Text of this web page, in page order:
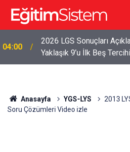
04:00
2026 LGS Sonuçları
Yaklaşık 9’u İlk Beş
Anasayfa YGS-LYS
2013
Soru Çözümleri Video izle